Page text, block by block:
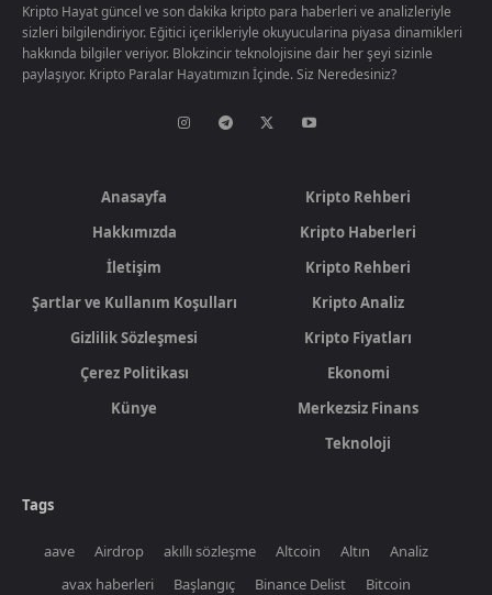
Kripto Hayat güncel ve son dakika kripto para haberleri ve analizleriyle
sizleri bilgilendiriyor. Eğitici içerikleriyle okuyucularina piyasa dinamikleri
hakkında bilgiler veriyor. Blokzincir teknolojisine dair her şeyi sizinle
paylaşıyor. Kripto Paralar Hayatımızın İçinde. Siz Neredesiniz?
Anasayfa
Hakkımızda
İletişim
Şartlar ve Kullanım Koşulları
Gizlilik Sözleşmesi
Çerez Politikası
Künye
Kripto Rehberi
Kripto Haberleri
Kripto Rehberi
Kripto Analiz
Kripto Fiyatları
Ekonomi
Merkezsiz Finans
Teknoloji
Tags
aave Airdrop akıllı sözleşme Altcoin Altın
Analiz
avax haberleri
Başlangıç Binance Delist
Bitcoin